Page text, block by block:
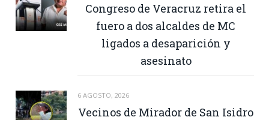
Congreso de Veracruz retira el
fuero a dos alcaldes de MC
ligados a desaparición y
asesinato
6 AGOSTO, 2026
Vecinos de Mirador de San Isidro